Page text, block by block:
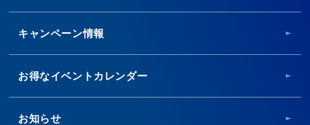
キャンペーン情報
お得なイベントカレンダー
お知らせ